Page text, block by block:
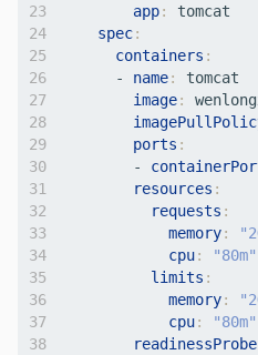
24
26
27
28
29
30
34
36
37
38
app:
tomcat
spec:
containers :
- name:
image:
ports :
-
resources :
requests :
memory:
cpu:
"80m"
limits :
memory:
cpu:
"80m"
readinessProbe